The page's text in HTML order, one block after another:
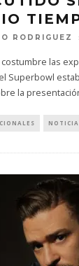
RODRIGUEZ
costumbre las
Superbowl
la